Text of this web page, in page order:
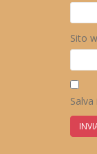
Sito